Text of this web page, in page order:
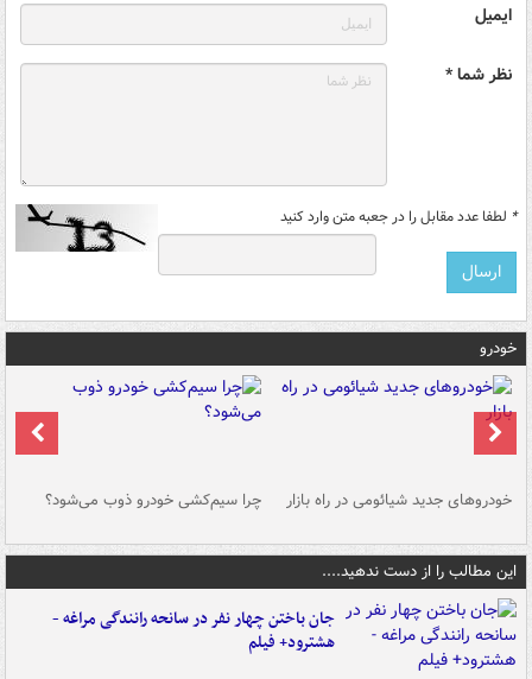
ایمیل
نظر شما *
* لطفا عدد مقابل را در جعبه متن وارد کنید
خودرو
خودروهای جدید شیائومی در راه بازار چرا سیم‌کشی خودرو ذوب می‌شود؟
این مطالب را از دست ندهید....
جان باختن چهار نفر در سانحه رانندگی مراغه -
هشترود+ فیلم